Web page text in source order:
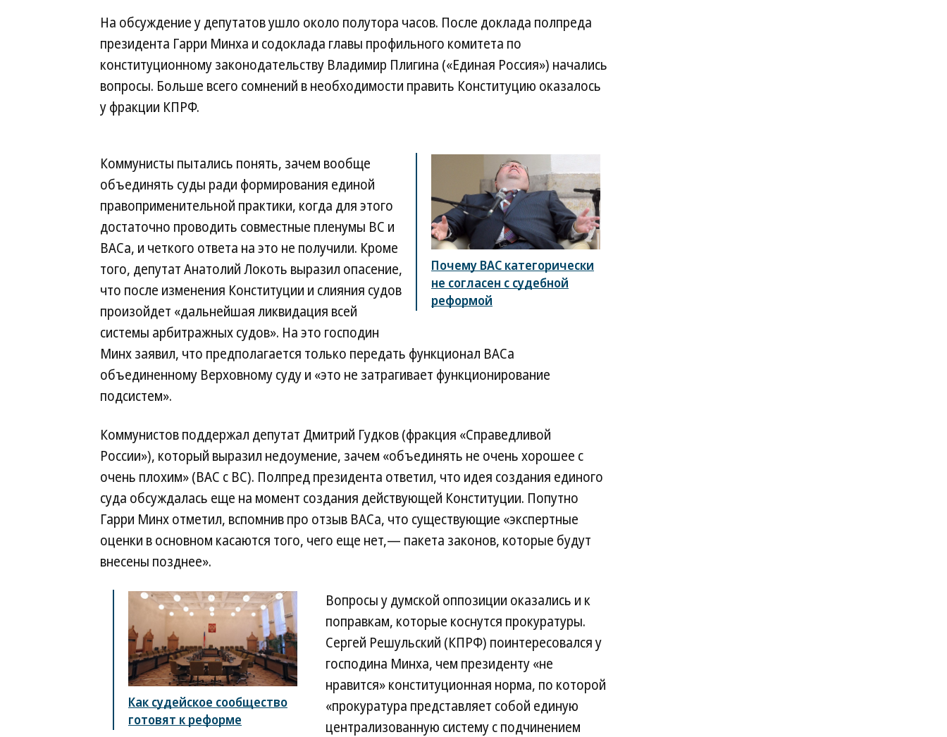
На обсуждение у депутатов ушло около полутора часов. После доклада полпреда
президента Гарри Минха и содоклада главы профильного комитета по
конституционному законодательству Владимир Плигина («Единая Россия») начались
вопросы. Больше всего сомнений в необходимости править Конституцию оказалось
у фракции КПРФ.
Почему ВАС категорически
не согласен с судебной
реформой
Коммунисты пытались понять, зачем вообще
объединять суды ради формирования единой
правоприменительной практики, когда для этого
достаточно проводить совместные пленумы ВС и
ВАСа, и четкого ответа на это не получили. Кроме
того, депутат Анатолий Локоть выразил опасение,
что после изменения Конституции и слияния судов
произойдет «дальнейшая ликвидация всей
системы арбитражных судов». На это господин
Минх заявил, что предполагается только передать функционал ВАСа
объединенному Верховному суду и «это не затрагивает функционирование
подсистем».
Коммунистов поддержал депутат Дмитрий Гудков (фракция «Справедливой
России»), который выразил недоумение, зачем «объединять не очень хорошее с
очень плохим» (ВАС с ВС). Полпред президента ответил, что идея создания единого
суда обсуждалась еще на момент создания действующей Конституции. Попутно
Гарри Минх отметил, вспомнив про отзыв ВАСа, что существующие «экспертные
оценки в основном касаются того, чего еще нет,— пакета законов, которые будут
внесены позднее».
Как судейское сообщество
готовят к реформе
Вопросы у думской оппозиции оказались и к
поправкам, которые коснутся прокуратуры.
Сергей Решульский (КПРФ) поинтересовался у
господина Минха, чем президенту «не
нравится» конституционная норма, по которой
«прокуратура представляет собой единую
централизованную систему с подчинением